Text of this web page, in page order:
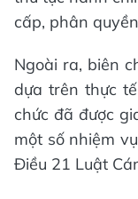
cấp, phân
Ngoài ra, biên
dựa trên thực
chức đã được
một số nhiệm
Điều 21 Luật